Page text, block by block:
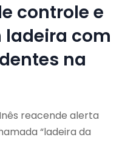
controle e
ladeira com
na
reacende alerta
“ladeira da